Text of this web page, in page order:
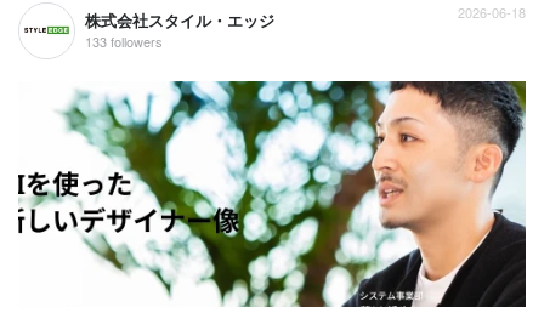
株式会社スタイル・エッジ
133 followers
2026-06-18